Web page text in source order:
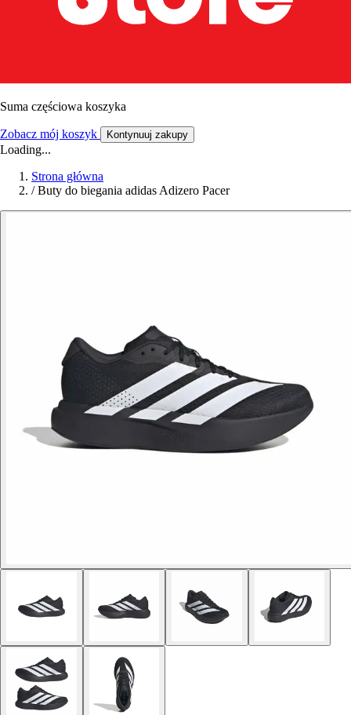
Suma częściowa koszyka
Zobacz mój koszyk Kontynuuj zakupy
Loading...
Strona główna
/ Buty do biegania adidas Adizero Pacer